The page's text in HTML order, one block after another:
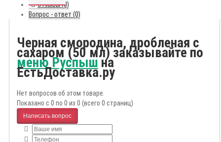
Отзывы (0)
Вопрос - ответ (0)
Черная смородина, дробленая с
сахаром (50 мл) заказывайте по
меню Руспышна
ЕстьДоставка.ру
Нет вопросов об этом товаре.
Показано с 0 по 0 из 0 (всего 0 страниц)
Написать вопрос